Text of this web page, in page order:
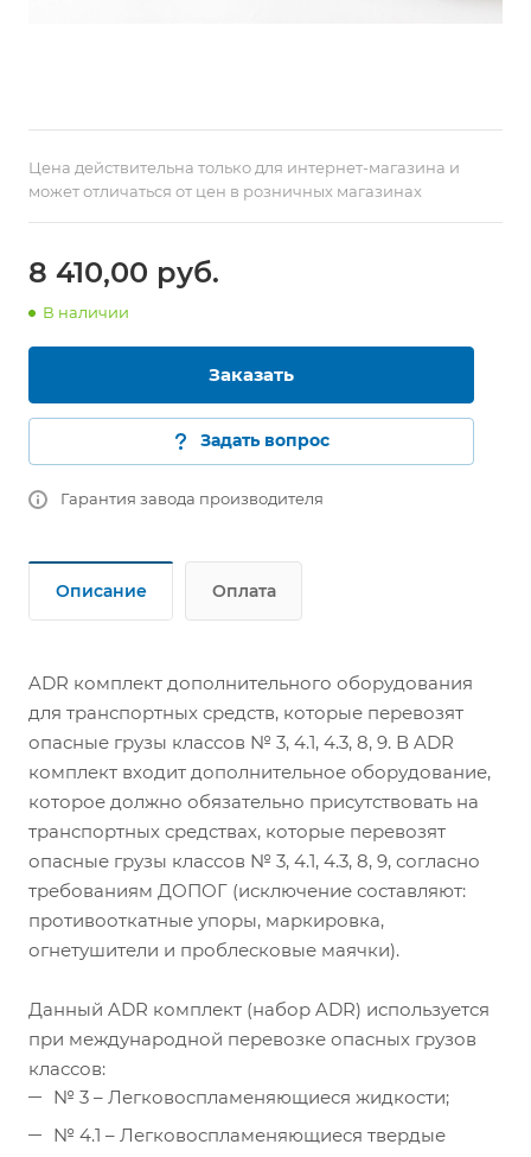
Цена действительна только для интернет-магазина и
может отличаться от цен в розничных магазинах
8 410,00 руб.
В наличии
Заказать
Задать вопрос
Гарантия завода производителя
Описание Оплата
ADR комплект дополнительного оборудования
для транспортных средств, которые перевозят
опасные грузы классов № 3, 4.1, 4.3, 8, 9. В ADR
комплект входит дополнительное оборудование,
которое должно обязательно присутствовать на
транспортных средствах, которые перевозят
опасные грузы классов № 3, 4.1, 4.3, 8, 9, согласно
требованиям ДОПОГ (исключение составляют:
противооткатные упоры, маркировка,
огнетушители и проблесковые маячки).
Данный ADR комплект (набор ADR) используется
при международной перевозке опасных грузов
классов:
№ 3 – Легковоспламеняющиеся жидкости;
№ 4.1 – Легковоспламеняющиеся твердые